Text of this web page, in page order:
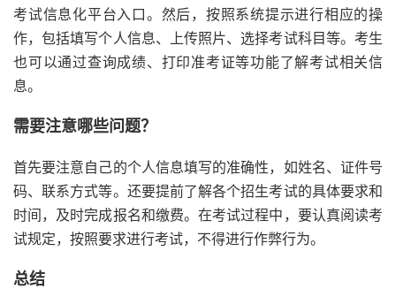
考试信息化平台入口。然后，按照系统提示进行相应的操
作，包括填写个人信息、上传照片、选择考试科目等。考生
也可以通过查询成绩、打印准考证等功能了解考试相关信
息。
需要注意哪些问题？
首先要注意自己的个人信息填写的准确性，如姓名、证件号
码、联系方式等。还要提前了解各个招生考试的具体要求和
时间，及时完成报名和缴费。在考试过程中，要认真阅读考
试规定，按照要求进行考试，不得进行作弊行为。
总结